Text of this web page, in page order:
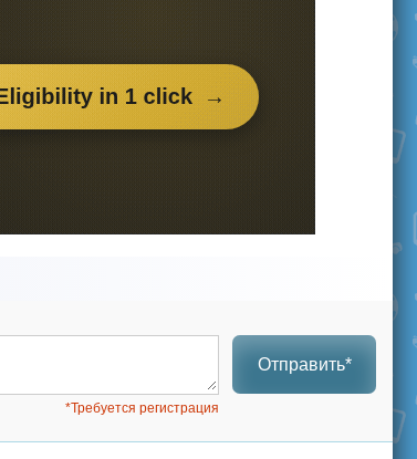
Отправить*
*Требуется регистрация